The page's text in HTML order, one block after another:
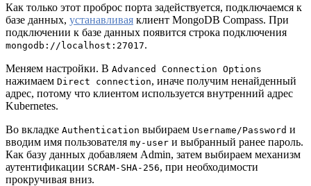
Как только этот проброс порта задействуется, подключаемся к
базе данных, устанавливая клиент MongoDB Compass. При
подключении к базе данных появится строка подключения
mongodb://localhost:27017.
Меняем настройки. В Advanced Connection Options
нажимаем Direct connection, иначе получим ненайденный
адрес, потому что клиентом используется внутренний адрес
Kubernetes.
Во вкладке Authentication выбираем Username/Password и
вводим имя пользователя my-user и выбранный ранее пароль.
Как базу данных добавляем Admin, затем выбираем механизм
аутентификации SCRAM-SHA-256, при необходимости
прокручивая вниз.